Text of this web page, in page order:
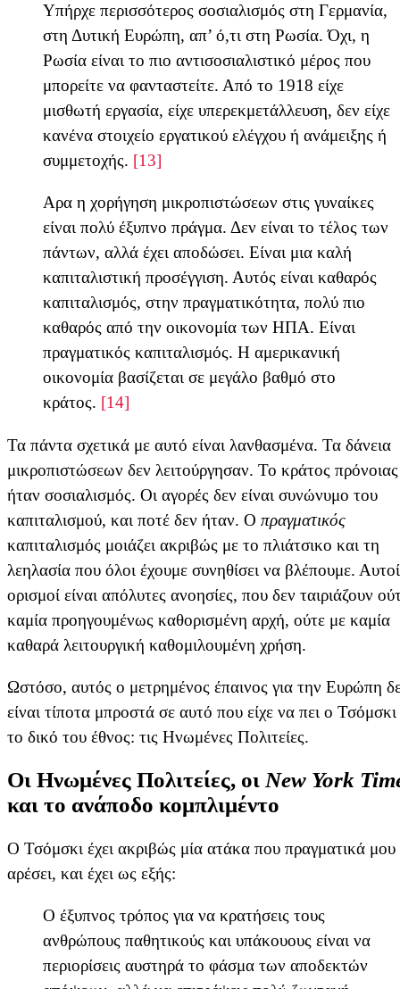
Υπήρχε περισσότερος σοσιαλισμός στη Γερμανία,
στη Δυτική Ευρώπη, απ’ ό,τι στη Ρωσία. Όχι, η
Ρωσία είναι το πιο αντισοσιαλιστικό μέρος που
μπορείτε να φανταστείτε. Από το 1918 είχε
μισθωτή εργασία, είχε υπερεκμετάλλευση, δεν είχε
κανένα στοιχείο εργατικού ελέγχου ή ανάμειξης ή
συμμετοχής. [13]
Αρα η χορήγηση μικροπιστώσεων στις γυναίκες
είναι πολύ έξυπνο πράγμα. Δεν είναι το τέλος των
πάντων, αλλά έχει αποδώσει. Είναι μια καλή
καπιταλιστική προσέγγιση. Αυτός είναι καθαρός
καπιταλισμός, στην πραγματικότητα, πολύ πιο
καθαρός από την οικονομία των ΗΠΑ. Είναι
πραγματικός καπιταλισμός. Η αμερικανική
οικονομία βασίζεται σε μεγάλο βαθμό στο
κράτος. [14]
Τα πάντα σχετικά με αυτό είναι λανθασμένα. Τα δάνεια
μικροπιστώσεων δεν λειτούργησαν. Το κράτος
ήταν σοσιαλισμός. Οι αγορές δεν είναι συνώνυμο του
καπιταλισμού, και ποτέ δεν ήταν. Ο πραγματικός
καπιταλισμός μοιάζει ακριβώς με το πλιάτσικο και τη
λεηλασία που όλοι έχουμε συνηθίσει να βλέπουμε.
ορισμοί είναι απόλυτες ανοησίες, που δεν ταιριάζουν
καμία προηγουμένως καθορισμένη αρχή, ούτε με καμία
καθαρά λειτουργική καθομιλουμένη χρήση.
Ωστόσο, αυτός ο μετρημένος έπαινος για την Ευρώπη
είναι τίποτα μπροστά σε αυτό που είχε να πει ο Τσόμσκι
το δικό του έθνος: τις Ηνωμένες Πολιτείες.
Οι Ηνωμένες Πολιτείες, οιNew York
και το ανάποδο κομπλιμέντο
Ο Τσόμσκι έχει ακριβώς μία ατάκα που πραγματικά μου
αρέσει, και έχει ως εξής:
Ο έξυπνος τρόπος για να κρατήσεις τους
ανθρώπους παθητικούς και υπάκουους είναι να
περιορίσεις αυστηρά το φάσμα των αποδεκτών